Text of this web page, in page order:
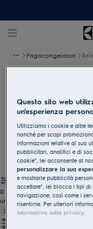
Frigocongelatori
incasso
quotidiana che alla sua
integrabile che si
0
undefined
Questo sito web
un'esperienza
Utilizziamo i cookie e altre
nonché per scopi
informazioni relative al suo
pubblicitari, analitici e di
cookie", lei acconsente al
personalizzare la sua
e mostrarle pubblicità
accettare", lei blocca i tipi di
navigazione, così come i
risentirne. Per ulteriori
Informativa sulla privacy